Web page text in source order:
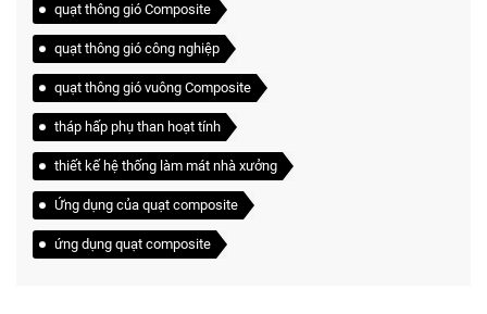
quạt thông gió Composite
quạt thông gió công nghiệp
quạt thông gió vuông Composite
tháp hấp phụ than hoạt tính
thiết kế hệ thống làm mát nhà xưởng
Ứng dụng của quạt composite
ứng dụng quạt composite